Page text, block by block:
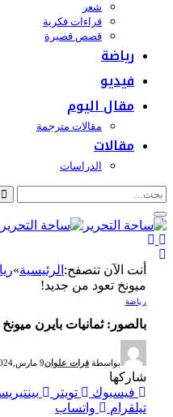
شعر
قراءات فكرية
قصص قصيرة
رياضة
فيديو
مقال اليوم
مقالات مترجمة
مقالات
الدراسات
أنت الآن تتصفح:الرئيسية»
ميونخ تعود من جديد!
رياضة
بالصور: ثمانيات بايرن
بواسطة فرات علوان 9 مارس,2024
شاركها
فيسبوك
تويتر
تيلقرام
واتساب